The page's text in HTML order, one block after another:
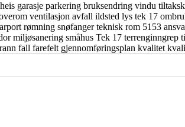
heis garasje parkering bruksendring vindu
ventilasjon avfall ildsted lys tek 17
rømning snøfangerteknisk rom 5153
miljøsanering småhus Tek 17 terrenginngrep
fall farefelt gjennomføringsplan kvalitet